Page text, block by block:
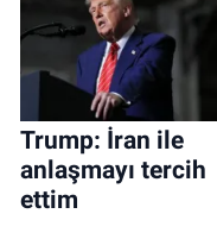
Trump: İran ile
anlaşmayı tercih
ettim